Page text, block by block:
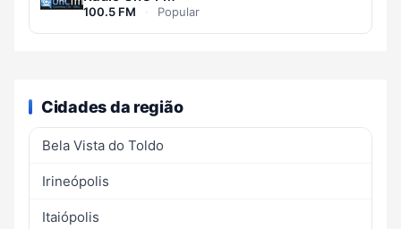
100.5 FM · Popular
Cidades da região
Bela Vista do Toldo
Irineópolis
Itaiópolis